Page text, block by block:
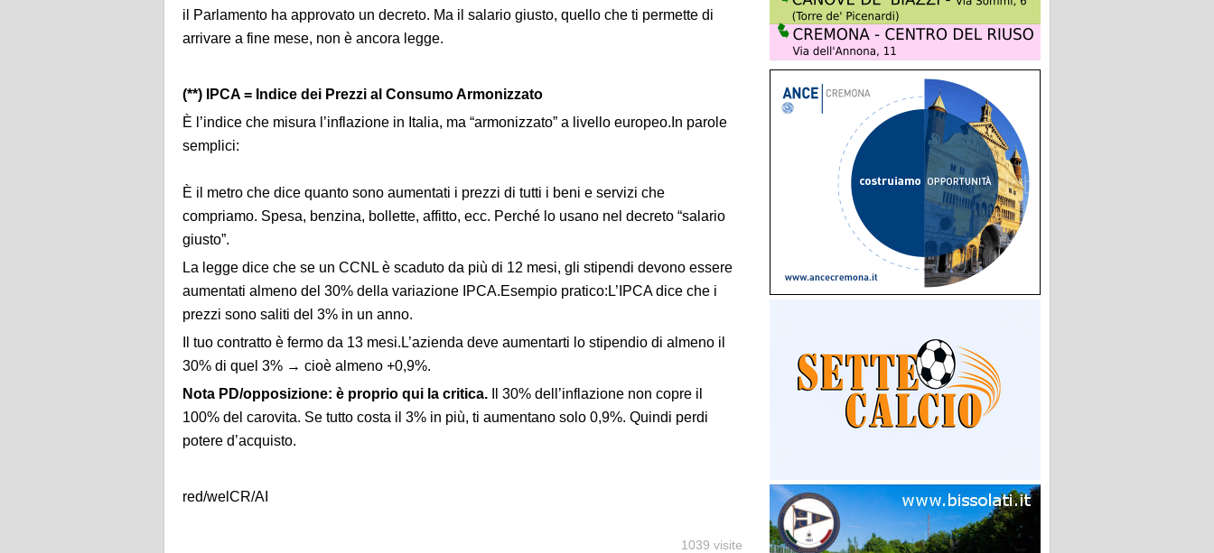
il Parlamento ha approvato un decreto. Ma il salario giusto, quello che ti permette di
arrivare a fine mese, non è ancora legge.
(**) IPCA = Indice dei Prezzi al Consumo Armonizzato
È l’indice che misura l’inflazione in Italia, ma “armonizzato” a livello europeo.In parole
semplici:
È il metro che dice quanto sono aumentati i prezzi di tutti i beni e servizi che
compriamo. Spesa, benzina, bollette, affitto, ecc. Perché lo usano nel decreto “salario
giusto”.
La legge dice che se un CCNL è scaduto da più di 12 mesi, gli stipendi devono essere
aumentati almeno del 30% della variazione IPCA.Esempio pratico:L’IPCA dice che i
prezzi sono saliti del 3% in un anno.
Il tuo contratto è fermo da 13 mesi.L’azienda deve aumentarti lo stipendio di almeno il
30% di quel 3% → cioè almeno +0,9%.
Nota PD/opposizione: è proprio qui la critica. Il 30% dell’inflazione non copre il
100% del carovita. Se tutto costa il 3% in più, ti aumentano solo 0,9%. Quindi perdi
potere d’acquisto.
red/welCR/AI
1039 visite